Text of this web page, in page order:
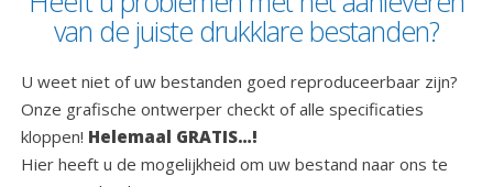
van de juiste drukklare bestanden?
U weet niet of uw bestanden goed reproduceerbaar zijn?
Onze grafische ontwerper checkt of alle specificaties
kloppen! Helemaal GRATIS…!
Hier heeft u de mogelijkheid om uw bestand naar ons te